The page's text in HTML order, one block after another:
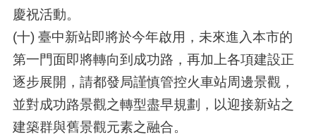
慶祝活動。
(十) 臺中新站即將於今年啟用，未來進入本市的
第一門面即將轉向到成功路，再加上各項建設正
逐步展開，請都發局謹慎管控火車站周邊景觀，
並對成功路景觀之轉型盡早規劃，以迎接新站之
建築群與舊景觀元素之融合。